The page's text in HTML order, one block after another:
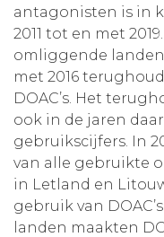
antagonisten is in
2011 tot en met
omliggende
met 2016
DOAC’s. Het
ook in de jaren
gebruikscijfers. In
van alle gebruikte
in Letland en
gebruik van
landen maakten